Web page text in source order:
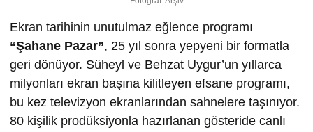
Ekran tarihinin unutulmaz eğlence programı
“Şahane Pazar”, 25 yıl sonra yepyeni bir formatla
geri dönüyor. Süheyl ve Behzat Uygur’un yıllarca
milyonları ekran başına kilitleyen efsane programı,
bu kez televizyon ekranlarından sahnelere taşınıyor.
80 kişilik prodüksiyonla hazırlanan gösteride canlı